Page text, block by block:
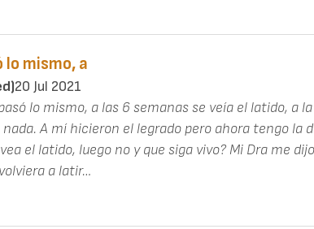
lo mismo, a
20 Jul 2021
lo mismo, a las 6 semanas se veía el latido, a la
A mí hicieron el legrado pero ahora tengo la
el latido, luego no y que siga vivo? Mi Dra me
a latir…